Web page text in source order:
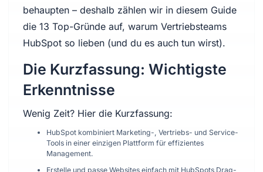
behaupten – deshalb zählen wir in diesem Guide
die 13 Top-Gründe auf, warum Vertriebsteams
HubSpot so lieben (und du es auch tun wirst).
Die Kurzfassung: Wichtigste
Erkenntnisse
Wenig Zeit? Hier die Kurzfassung:
HubSpot kombiniert Marketing-, Vertriebs- und Service-
Tools in einer einzigen Plattform für effizientes
Management.
Erstelle und passe Websites einfach mit HubSpots Drag-